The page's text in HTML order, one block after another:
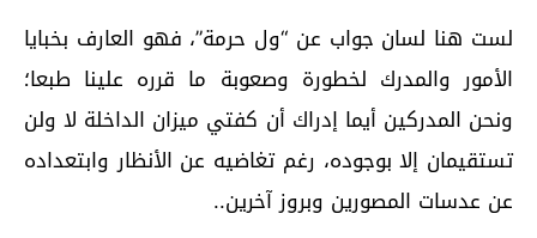
لست هنا لسان جواب عن “ول حرمة”، فهو العارف بخبايا
الأمور والمدرك لخطورة وصعوبة ما قرره علينا طبعا؛
ونحن المدركين أيما إدراك أن كفتي ميزان الداخلة لا ولن
تستقيمان إلا بوجوده، رغم تغاضيه عن الأنظار وابتعداده
عن عدسات المصورين وبروز آخرين..